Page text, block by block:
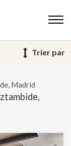
Trier par
Madrid